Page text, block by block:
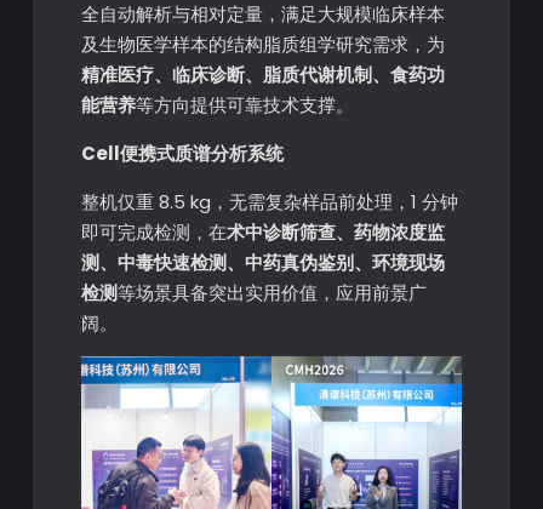
全自动解析与相对定量，满足大规模临床样本
及生物医学样本的结构脂质组学研究需求，为
精准医疗、临床诊断、脂质代谢机制、食药功
能营养等方向提供可靠技术支撑。
Cell便携式质谱分析系统
整机仅重 8.5 kg，无需复杂样品前处理，1 分钟
即可完成检测，在术中诊断筛查、药物浓度监
测、中毒快速检测、中药真伪鉴别、环境现场
检测等场景具备突出实用价值，应用前景广
阔。